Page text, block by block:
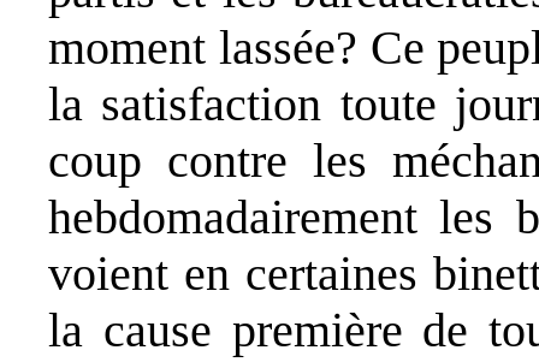
moment lassée? Ce
la satisfaction toute
coup contre les
hebdomadairement les
voient en certaines
la cause première de